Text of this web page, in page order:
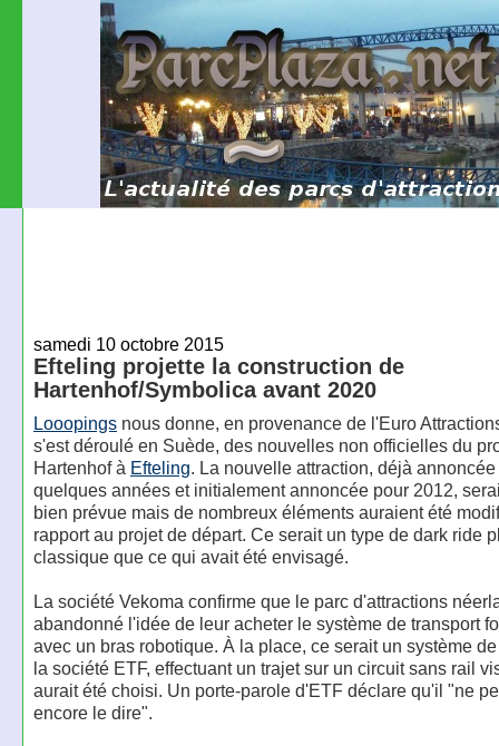
samedi 10 octobre 2015
Efteling projette la construction de
Hartenhof/Symbolica avant 2020
Looopingsnous donne, en provenance de l'Euro
s'est déroulé en Suède, des nouvelles non officielles du
Hartenhof à Efteling. La nouvelle attraction, déjà
quelques années et initialement annoncée pour 2012,
bien prévue mais de nombreux éléments auraient été
rapport au projet de départ. Ce serait un type de dark ride
classique que ce qui avait été envisagé.
La société Vekoma confirme que le parc d'attractions
abandonné l'idée de leur acheter le système de transport
avec un bras robotique. À la place, ce serait un système
la société ETF, effectuant un trajet sur un circuit sans rail
aurait été choisi. Un porte-parole d'ETF déclare qu'il "ne
encore le dire".